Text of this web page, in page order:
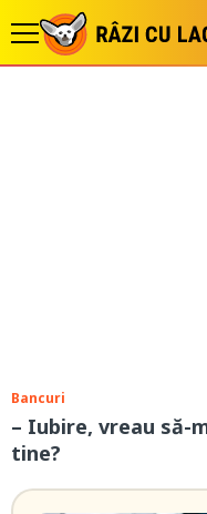
Bancuri
– Iubire, vreau să-
tine?